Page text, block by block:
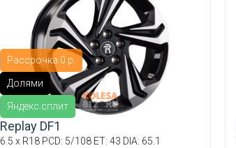
Рассрочка 0 р.
Долями
Яндекс.сплит
Replay DF1
6.5 x R18 PCD: 5/108 ET: 43 DIA: 65.1